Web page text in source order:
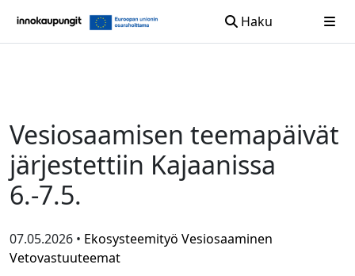
Haku
Vesiosaamisen teemapäivät
järjestettiin Kajaanissa
6.-7.5.
07.05.2026 • Ekosysteemityö Vesiosaaminen
Vetovastuuteemat